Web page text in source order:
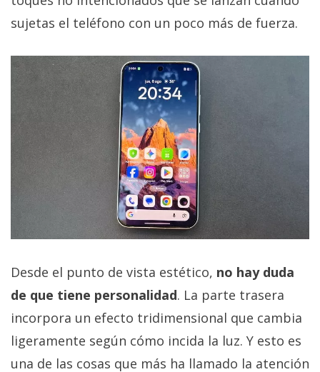
sujetas el teléfono con un poco más de fuerza.
Desde el punto de vista estético, no hay duda
de que tiene personalidad. La parte trasera
incorpora un efecto tridimensional que cambia
ligeramente según cómo incida la luz. Y esto es
una de las cosas que más ha llamado la atención